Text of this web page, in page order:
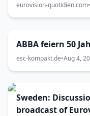
eurovision-quotidien.com•
ABBA feiern 50
esc-kompakt.de•Aug 4,
Sweden:
broadcast of